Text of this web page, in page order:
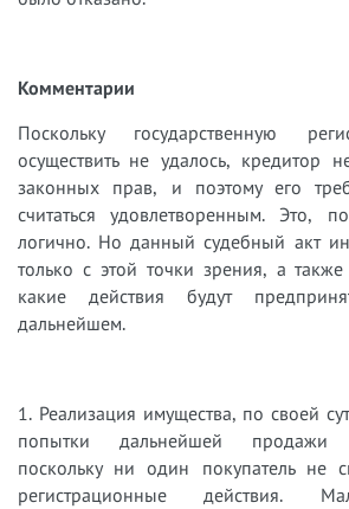
Комментарии
Поскольку государственную
осуществить не удалось, кредитор
законных прав, и поэтому его
считаться удовлетворенным. Это,
логично. Но данный судебный акт
только с этой точки зрения, а
какие действия будут
дальнейшем.
1. Реализация имущества, по своей
попытки дальнейшей продажи
поскольку ни один покупатель не
регистрационные действия.